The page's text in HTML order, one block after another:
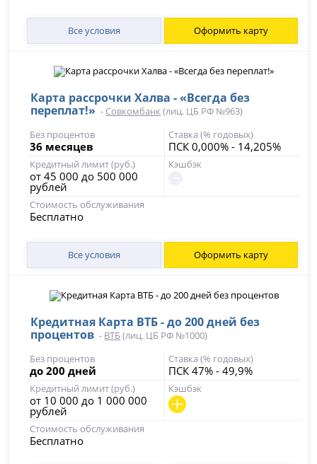
Все условия Оформить карту
Карта рассрочки Халва - «Всегда без
переплат!» - Совкомбанк (лиц. ЦБ РФ №963)
Без процентов
36 месяцев
Ставка (% годовых)
ПСК 0,000% - 14,205%
Кредитный лимит (руб.)
от 45 000 до 500 000
рублей
Кэшбэк
Стоимость обслуживания
Бесплатно
Все условия Оформить карту
Кредитная Карта ВТБ - до 200 дней без
процентов - ВТБ(лиц. ЦБ РФ №1000)
Без процентов
до 200 дней
Ставка (% годовых)
ПСК 47% - 49,9%
Кредитный лимит (руб.)
от 10 000 до 1 000 000
рублей
Кэшбэк
Стоимость обслуживания
Бесплатно